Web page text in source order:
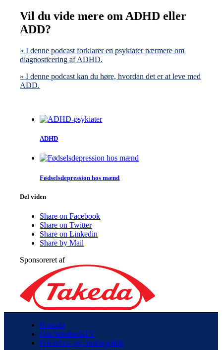
Vil du vide mere om ADHD eller
ADD?
» I denne podcast forklarer en psykiater nærmere om
diagnosticering af ADHD.
» I denne podcast kan du høre, hvordan det er at leve med
ADD.
ADHD
Fødsels­depression hos mænd
Del viden
Share on Facebook
Share on Twitter
Share on Linkedin
Share by Mail
Sponsoreret af
Kontakt
Om SundhedsTV
Privatlivs- og cookiepolitik